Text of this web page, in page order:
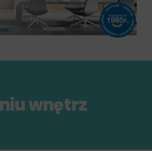
wnętrz